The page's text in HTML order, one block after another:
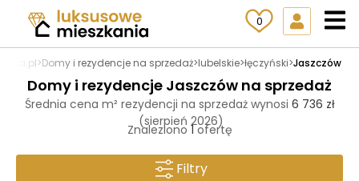
0
>Domy i rezydencje na sprzedaż>lubelskie>łęczyński>Jaszczów
Domy i rezydencje Jaszczów na sprzedaż
Średnia cena m² rezydencji na sprzedaż wynosi 6 736 zł
(sierpień 2026)
Znaleziono 1ofertę
Filtry